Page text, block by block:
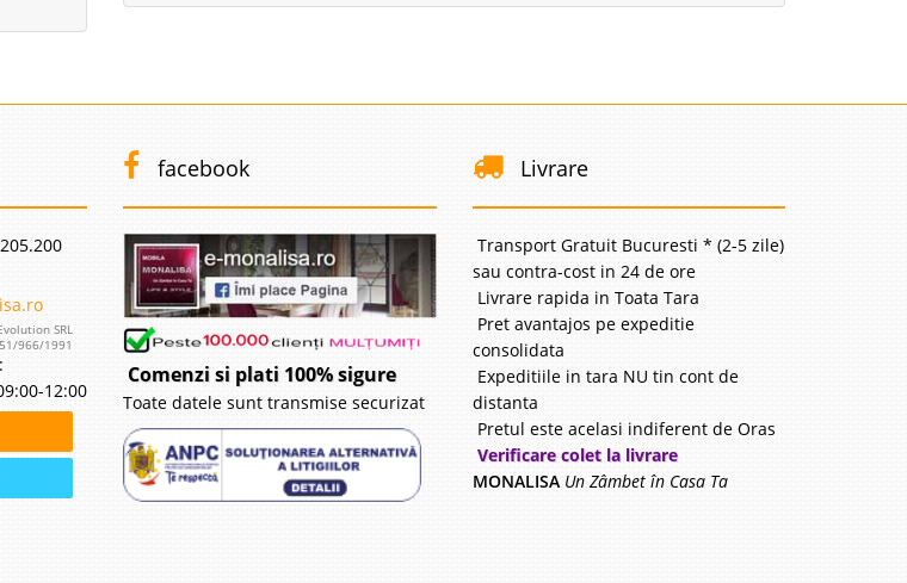
SRL
966/1991
12:00
facebook
Comenzi si plati 100% sigure
Toate datele sunt transmise securizat
Livrare
Transport Gratuit Bucuresti * (2-5 zile)
sau contra-cost in 24 de ore
Livrare rapida in Toata Tara
Pret avantajos pe expeditie
consolidata
Expeditiile in tara NU tin cont de
distanta
Pretul este acelasi indiferent de Oras
Verificare colet la livrare
MONALISA Un Zâmbet în Casa Ta